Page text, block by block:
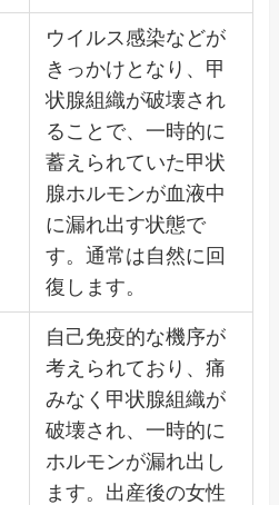
ウイルス感染などが
きっかけとなり、甲
状腺組織が破壊され
ることで、一時的に
蓄えられていた甲状
腺ホルモンが血液中
に漏れ出す状態で
す。通常は自然に回
復します。
自己免疫的な機序が
考えられており、痛
みなく甲状腺組織が
破壊され、一時的に
ホルモンが漏れ出し
ます。出産後の女性